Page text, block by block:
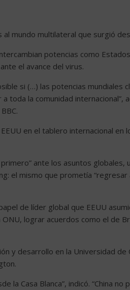
mundo multilateral que surgió
potencias como
el avance del virus.
si (…) las potencias mundiales
toda la comunidad internacional”,
en el tablero internacional en
ante los asuntos globales,
el mismo que prometía “regresar
de líder global que EEUU
lograr acuerdos como el de
y desarrollo en la Universidad de
Casa Blanca”, indicó. “China no